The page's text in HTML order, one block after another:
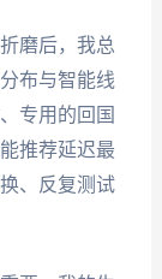
磨后，我总
布与智能线
专用的回国
推荐延迟最
、反复测试